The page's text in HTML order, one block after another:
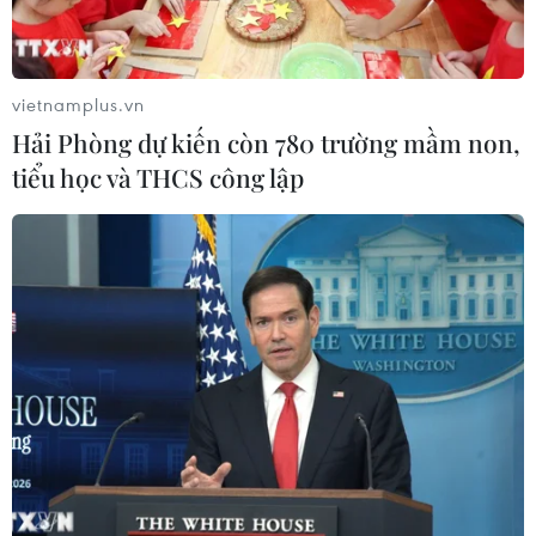
Xem thêm
Tổng Biên tập: TRẦN TIẾN DUẨN
Phó Tổng Biên tập: NGUYỄN THỊ TÁM, KHÚC THANH
THỦY
Sở hữu trí tuệ
Quy định sử dụng
RSS
Hỗ trợ
Ngôn ngữ
TTXVN
Dịch vụ tin
Quảng cáo
vietnamplus.vn
Hải Phòng dự kiến còn 780 trường mầm non,
tiểu học và THCS công lập